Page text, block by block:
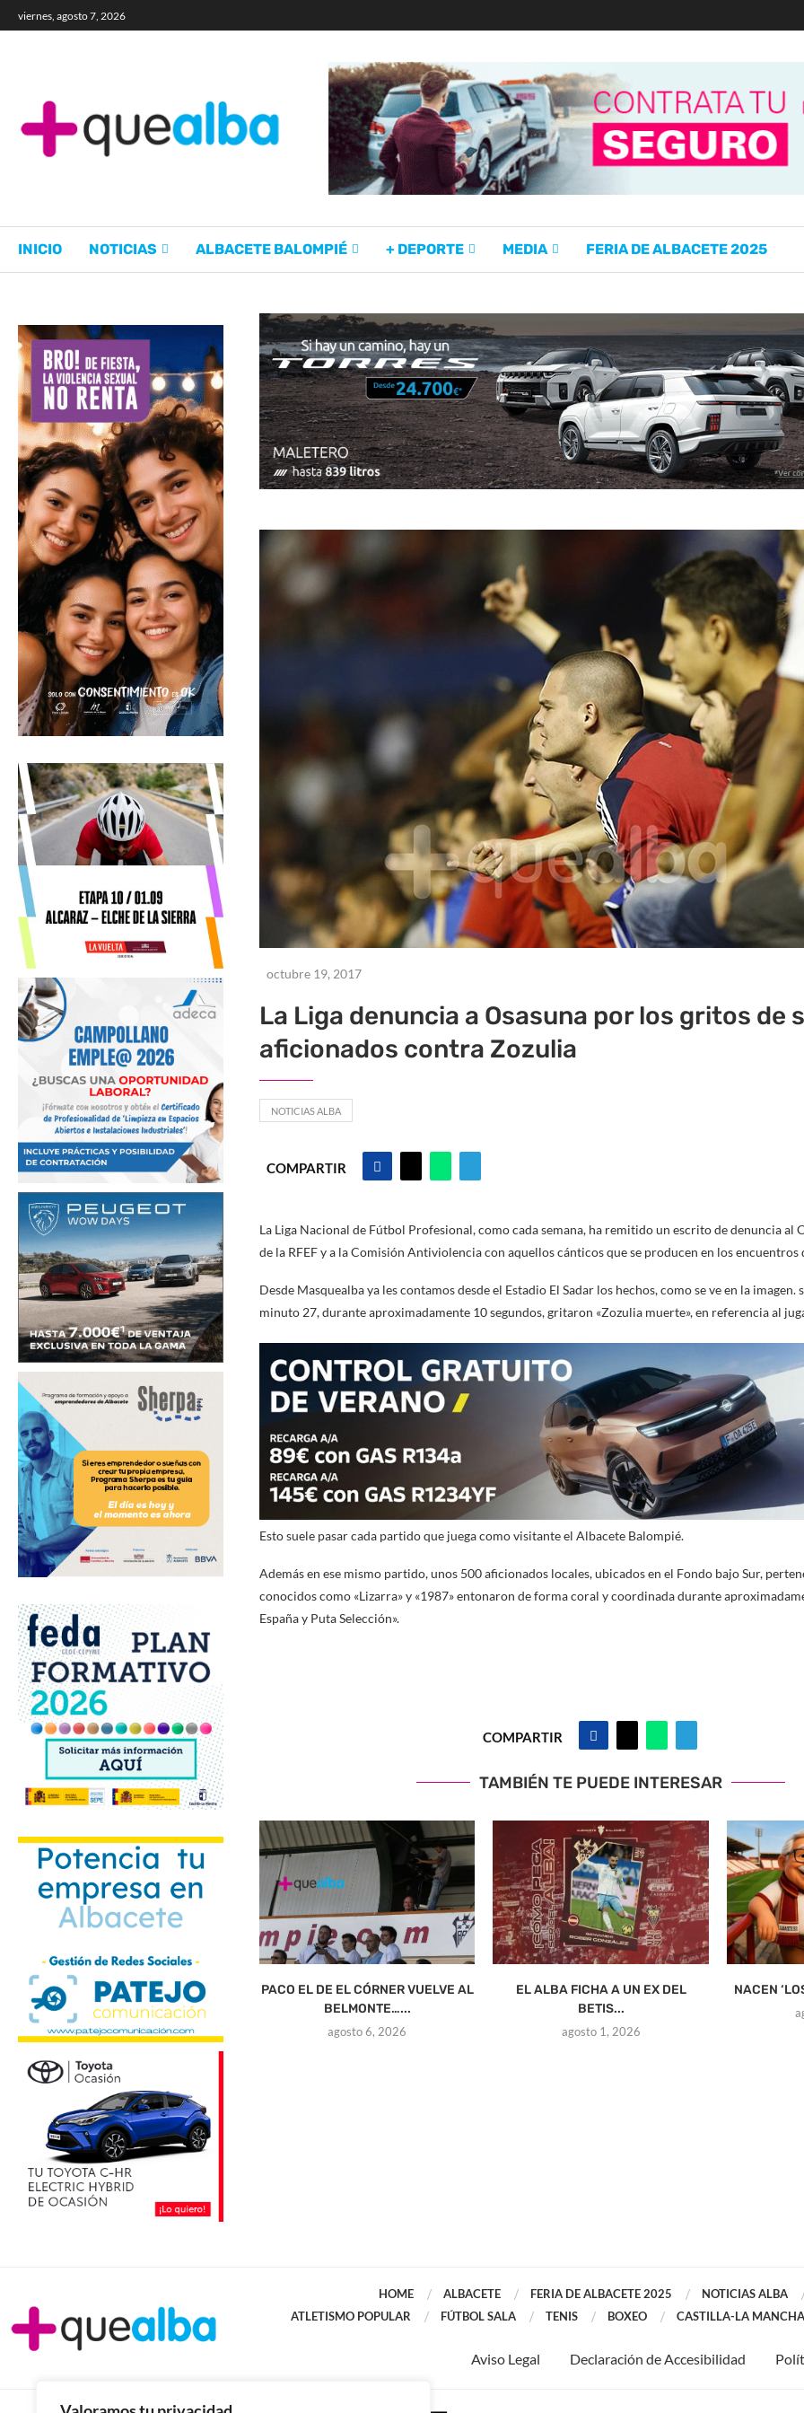
viernes, agosto 7, 2026
INICIO NOTICIAS ALBACETE BALOMPIÉ + DEPORTE MEDIA FERIA DE ALBACETE 2025
octubre 19, 2017
La Liga denuncia a Osasuna por los gritos de
aficionados contra Zozulia
NOTICIAS ALBA
COMPARTIR
La Liga Nacional de Fútbol Profesional, como cada semana, ha remitido un escrito de denuncia al
de la RFEF y a la Comisión Antiviolencia con aquellos cánticos que se producen en los
Desde Masquealba ya les contamos desde el Estadio El Sadar los hechos, como se ve en la imagen.
minuto 27, durante aproximadamente 10 segundos, gritaron «Zozulia muerte», en referencia al
Esto suele pasar cada partido que juega como visitante el Albacete Balompié.
Además en ese mismo partido, unos 500 aficionados locales, ubicados en el Fondo bajo Sur,
conocidos como «Lizarra» y «1987» entonaron de forma coral y coordinada durante
España y Puta Selección».
COMPARTIR
TAMBIÉN TE PUEDE INTERESAR
PACO EL DE EL CÓRNER VUELVE AL
BELMONTE…...
agosto 6, 2026
EL ALBA FICHA A UN EX DEL
BETIS...
agosto 1, 2026
NACEN
HOME ALBACETE FERIA DE ALBACETE 2025
NOTICIAS ALBA
ATLETISMO POPULAR
FÚTBOL SALA TENIS BOXEO CASTILLA-LA MANCHA
Aviso Legal Declaración de Accesibilidad